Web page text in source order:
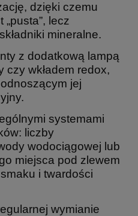
dzięki czemu
lecz
mineralne.
z dodatkową lampą
czy wkładem redox,
jej
systemami
liczby
wodociągowej lub
miejsca pod zlewem
i twardości
wymianie